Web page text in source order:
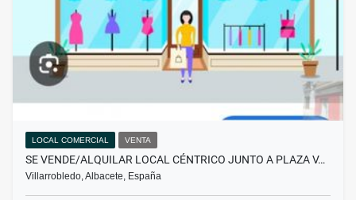
LOCAL COMERCIAL VENTA
SE VENDE/ALQUILAR LOCAL CÉNTRICO JUNTO A PLAZA V…
Villarrobledo, Albacete, España